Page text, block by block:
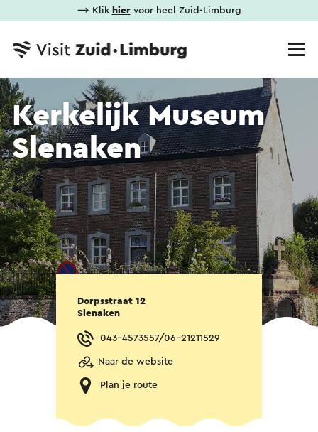
⟶ Klik hiervoor heel Zuid-Limburg
Kerkelijk Museum
Slenaken
Dorpsstraat 12
Slenaken
043-4573557/06-21211529
Naar de website
Plan je route